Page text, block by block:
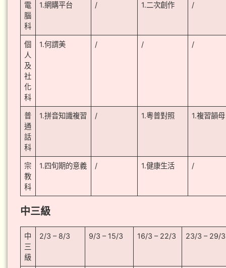
電
腦
科
1.網購平台 / 1.二次創作 /
個
人
及
社
化
科
1.何謂美 / / /
普
通
話
科
1.拼音知識複習 / 1.粵普對照 1.複習韻母
宗
教
科
1.四旬期的意義 / 1.健康生活 /
中三級
中
三
級
2/3 – 8/3 9/3 – 15/3 16/3 – 22/3 23/3 – 29/3